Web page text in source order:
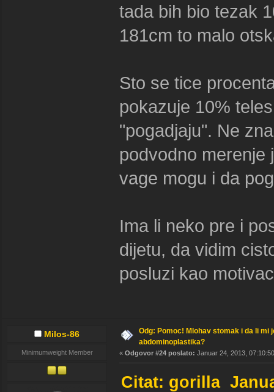
tada bih bio tezak
181cm to malo
Sto se tice
pokazuje 10%
"pogadjaju". Ne
podvodno merenje
vage mogu i da
Ima li neko pre i
dijetu, da vidim
posluzi kao
Milos-86
Minimumweight Member
Odg: Pomoc! Mlohav stomak i da li mi
abdominoplastika?
« Odgovor #24 poslato: Januar 24, 2013,
Citat: gorilla